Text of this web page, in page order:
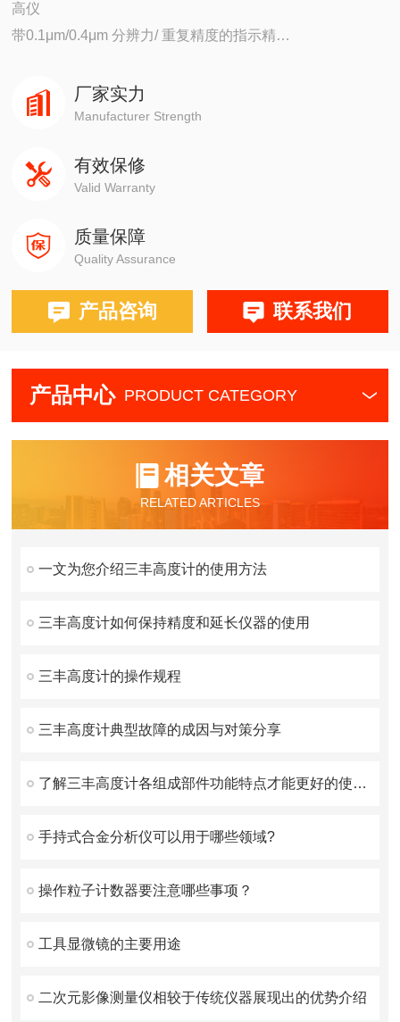
高仪
带0.1μm/0.4μm 分辨力/ 重复精度的指示精
? 高精度测高仪加入了广泛的测量功能。
? 为了达到*的精度，使用高精度反射性线
? 测量可以通过图标命令来执行，同时，也
支持一键操作，保证正面的垂直度为5μm ，
厂家实力
Manufacturer Strength
有效保修
Valid Warranty
质量保障
Quality Assurance
产品咨询 联系我们
产品中心 PRODUCT CATEGORY
相关文章
RELATED ARTICLES
一文为您介绍三丰高度计的使用方法
三丰高度计如何保持精度和延长仪器的使用
三丰高度计的操作规程
三丰高度计典型故障的成因与对策分享
了解三丰高度计各组成部件功能特点才能更好的使用它
手持式合金分析仪可以用于哪些领域?
操作粒子计数器要注意哪些事项？
工具显微镜的主要用途
二次元影像测量仪相较于传统仪器展现出的优势介绍